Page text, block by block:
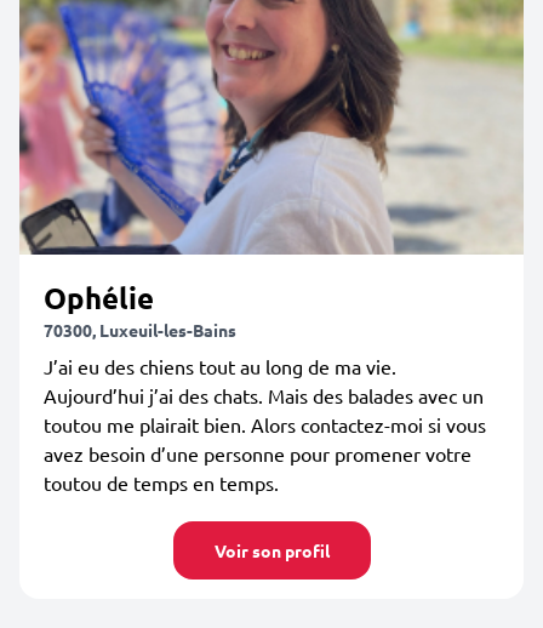
Ophélie
70300, Luxeuil-les-Bains
J’ai eu des chiens tout au long de ma vie.
Aujourd’hui j’ai des chats. Mais des balades avec un
toutou me plairait bien. Alors contactez-moi si vous
avez besoin d’une personne pour promener votre
toutou de temps en temps.
Voir son profil